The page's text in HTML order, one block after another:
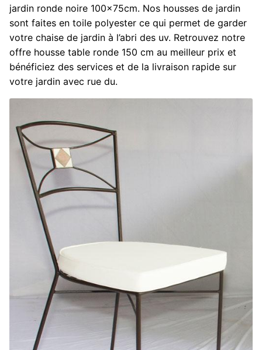
jardin ronde noire 100x75cm. Nos housses de jardin
sont faites en toile polyester ce qui permet de garder
votre chaise de jardin à l’abri des uv. Retrouvez notre
offre housse table ronde 150 cm au meilleur prix et
bénéficiez des services et de la livraison rapide sur
votre jardin avec rue du.